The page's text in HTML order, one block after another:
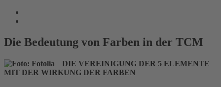
Die Bedeutung von Farben in der TCM
DIE VEREINIGUNG DER 5 ELEMENTE
MIT DER WIRKUNG DER FARBEN